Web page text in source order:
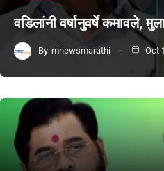
वडिलांनी वर्षानुवर्षे कमावले,
By mnewsmarathi Oct